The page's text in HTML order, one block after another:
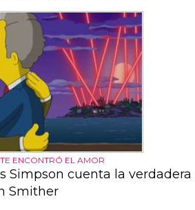
ENCONTRÓ EL AMOR
Simpson cuenta la verdadera
Smither